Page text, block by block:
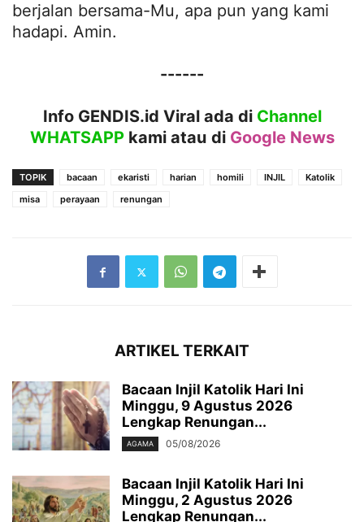
berjalan bersama-Mu, apa pun yang kami
hadapi. Amin.
------
Info GENDIS.id Viral ada di Channel
WHATSAPPkami atau di Google News
TOPIK bacaan ekaristi harian homili INJIL
Katolik
misa
perayaan renungan
ARTIKEL TERKAIT
Bacaan Injil Katolik Hari Ini
Minggu, 9 Agustus 2026
Lengkap Renungan...
AGAMA 05/08/2026
Bacaan Injil Katolik Hari Ini
Minggu, 2 Agustus 2026
Lengkap Renungan...